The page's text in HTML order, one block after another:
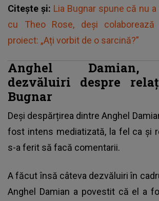
Citește și: Lia Bugnar spune că nu
cu Theo Rose, deși colaborează
proiect: „Ați vorbit de o sarcină?”
Anghel Damian,
dezvăluiri despre
Bugnar
Deși despărțirea dintreAnghel
fost intens mediatizată, la fel ca și
s-a ferit să facă comentarii.
A făcut însă câteva dezvăluiri în
Anghel Damian a povestit că el a